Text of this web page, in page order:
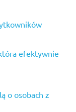
efektywnie
o osobach z